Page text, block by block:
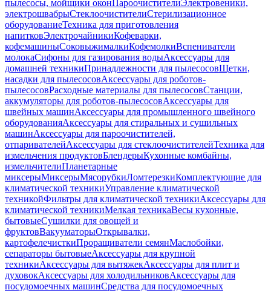
пылесосы, мойщики оконПароочистителиЭлектровеники,
электрошвабрыСтеклоочистителиСтерилизационное
оборудованиеТехника для приготовления
напитковЭлектрочайникиКофеварки,
кофемашиныСоковыжималкиКофемолкиВспениватели
молокаСифоны для газирования водыАксессуары для
домашней техникиПринадлежности для пылесосовЩетки,
насадки для пылесосовАксессуары для роботов-
пылесосовРасходные материалы для пылесосовСтанции,
аккумуляторы для роботов-пылесосовАксессуары для
швейных машинАксессуары для промышленного швейного
оборудованияАксессуары для стиральных и сушильных
машинАксессуары для пароочистителей,
отпаривателейАксессуары для стеклоочистителейТехника для
измельчения продуктовБлендерыКухонные комбайны,
измельчителиПланетарные
миксерыМиксерыМясорубкиЛомтерезкиКомплектующие для
климатической техникиУправление климатической
техникойФильтры для климатической техникиАксессуары для
климатической техникиМелкая техникаВесы кухонные,
бытовыеСушилки для овощей и
фруктовВакууматорыОткрывалки,
картофелечисткиПроращиватели семянМаслобойки,
сепараторы бытовыеАксессуары для крупной
техникиАксессуары для вытяжекАксессуары для плит и
духовокАксессуары для холодильниковАксессуары для
посудомоечных машинСредства для посудомоечных